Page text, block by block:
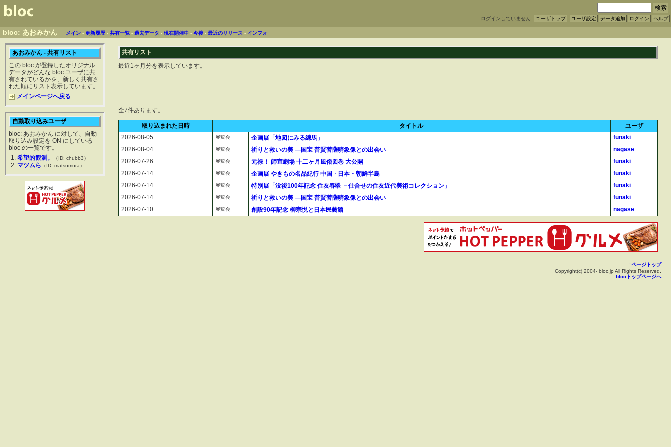
ログインしていません: ユーザトップ ユーザ設定 データ追加 ログイン ヘルプ
bloc: あおみかん メイン -更新履歴 -共有一覧 -過去データ -現在開催中 -今後 -最近のリリース - インフォ
あおみかん - 共有リスト
この bloc が登録したオリジナル
データがどんな bloc ユーザに共
有されているかを、新しく共有さ
れた順にリスト表示しています。
メインページへ戻る
自動取り込みユーザ
bloc: あおみかん に対して、自動
取り込み設定を ON にしている
bloc の一覧です。
希望的観測。
（ID: chubb3）
マツムら （ID: matsumura）
共有リスト
最近1ヶ月分を表示しています。
全7件あります。
取り込まれた日時 タイトル
ユーザ
2026-08-05
展覧会 企画展「地図にみる練馬」
funaki
2026-08-04
展覧会 祈りと救いの美 ―国宝 普賢菩薩騎象像との出会い
nagase
2026-07-26
展覧会 元禄！ 師宣劇場 十二ヶ月風俗図巻 大公開
funaki
2026-07-14
展覧会 企画展 やきもの名品紀行 中国・日本・朝鮮半島
funaki
2026-07-14
展覧会 特別展「没後100年記念 住友春翠 －仕合せの住友近代美術コレクション」
funaki
2026-07-14
展覧会 祈りと救いの美 ―国宝 普賢菩薩騎象像との出会い
funaki
2026-07-10
展覧会 創設90年記念 柳宗悦と日本民藝館 nagase
↑ページトップ
Copyright(c) 2004- bloc.jp All Rights Reserved.
blocトップページへ